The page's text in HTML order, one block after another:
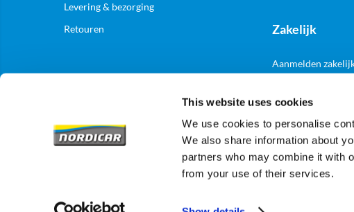
This website uses cookies
We use cookies to personalise
We also share information about
partners who may combine it with
from your use of their services.
Levering & bezorging
Retouren
Zakelijk
Aanmelden